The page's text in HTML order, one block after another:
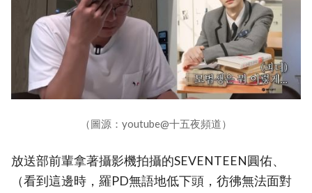
（圖源：youtube@十五夜頻道）
放送部前輩拿著攝影機拍攝的SEVENTEEN圓佑、
（看到這邊時，羅PD無語地低下頭，彷彿無法面對